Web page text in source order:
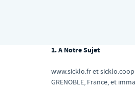
1. A Notre Sujet
www.sicklo.fr et
GRENOBLE, France, et